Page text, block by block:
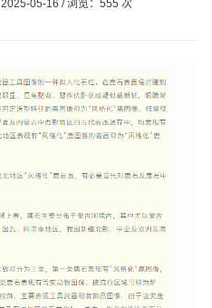
05-16 / 浏览：555 次